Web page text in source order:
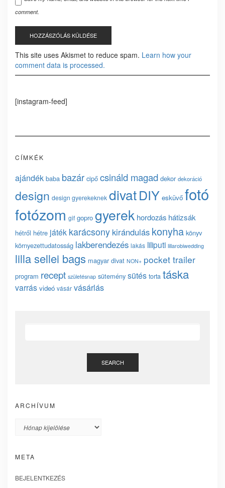
comment.
This site uses Akismet to reduce spam. Learn how your
comment data is processed.
[instagram-feed]
CÍMKÉK
ajándék baba bazár cipő csináld magad dekor dekoráció
design design gyerekeknek divatDIY esküvő fotó
fotózom gif gopro gyerek hordozás hátizsák
hétről hétre játék karácsony kirándulás konyha könyv
környezettudatosság lakberendezés lakás liliputi lillarobiwedding
lilla sellei bags magyar divat NON+ pocket trailer
program recept születésnap sütemény sütés torta táska
varrás videó vásár vásárlás
SEARCH
ARCHÍVUM
Archívum
META
BEJELENTKEZÉS